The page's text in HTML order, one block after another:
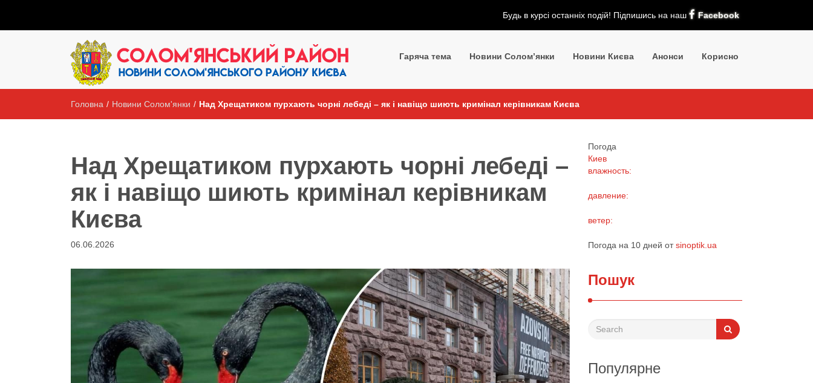
Будь в курсі останніх подій! Підпишись на наш Facebook
Гаряча тема Новини Солом’янки Новини Києва Анонси Корисно
Головна / Новини Солом'янки / Над Хрещатиком пурхають чорні лебеді – як і навіщо шиють кримінал керівникам Києва
Над Хрещатиком пурхають чорні лебеді –
як і навіщо шиють кримінал керівникам
Києва
06.06.2026
Погода
Киев
влажность:
давление:
ветер:
Погода на 10 дней отsinoptik.ua
Пошук
Популярне